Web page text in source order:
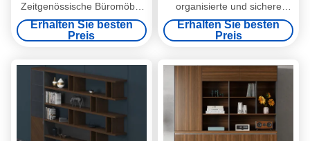
Zeitgenössische Büromöbel
aus Holz
Erhalten Sie besten
Preis
organisierte und sichere
Aufbewahrung im Büro
Erhalten Sie besten
Preis